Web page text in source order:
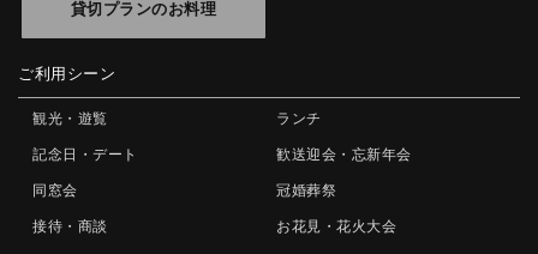
貸切プランのお料理
ご利用シーン
観光・遊覧 ランチ
記念日・デート 歓送迎会・忘新年会
同窓会 冠婚葬祭
接待・商談 お花見・花火大会